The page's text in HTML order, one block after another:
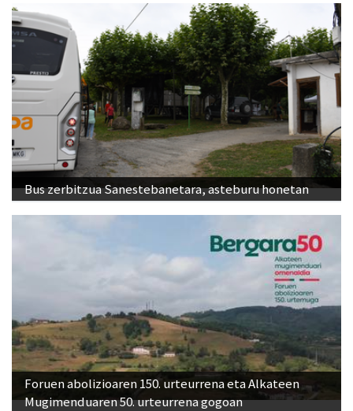
Bus zerbitzua Sanestebanetara, asteburu honetan
Foruen abolizioaren 150. urteurrena eta Alkateen
Mugimenduaren 50. urteurrena gogoan